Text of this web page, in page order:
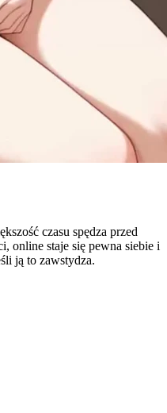
czasu spędza przed
online staje się pewna siebie i
ją to zawstydza.